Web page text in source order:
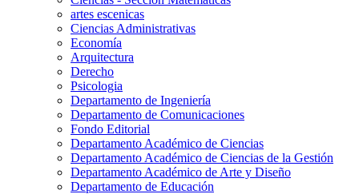
artes escenicas
Ciencias Administrativas
Economía
Arquitectura
Derecho
Psicologia
Departamento de Ingeniería
Departamento de Comunicaciones
Fondo Editorial
Departamento Académico de Ciencias
Departamento Académico de Ciencias de la Gestión
Departamento Académico de Arte y Diseño
Departamento de Educación